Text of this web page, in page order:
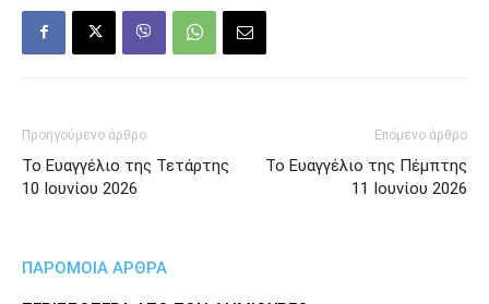
Προηγούμενο άρθρο
Το Ευαγγέλιο της Τετάρτης
10 Ιουνίου 2026
Επόμενο άρθρο
Το Ευαγγέλιο της Πέμπτης
11 Ιουνίου 2026
ΠΑΡΟΜΟΙΑ ΑΡΘΡΑ